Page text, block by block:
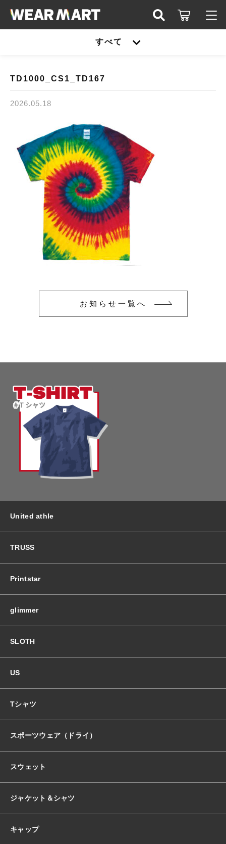
すべて
TD1000_CS1_TD167
2026.05.18
お知らせ一覧へ
United athle
TRUSS
Printstar
glimmer
SLOTH
US
Tシャツ
スポーツウェア（ドライ）
スウェット
ジャケット＆シャツ
キャップ
ログイン / 会員登録
お知らせ
お気に入り
United athle
TRUSS
スウェット
ジャケット＆シャツ
ハット
バッグ＆Other
プリント加工オプション
ポロシャツ
ロングスリーブ
新着商品
おすすめ商品
セール商品
ランキング
スタイルブック
ショッピングガイド
TRUSS
Printstar
glimmer
SLOTH
US
Tシャツ
スポーツウェア（ドライ）
ハット
バッグ＆Other
キーワード検索
子カテゴリ
～
在庫あり セール